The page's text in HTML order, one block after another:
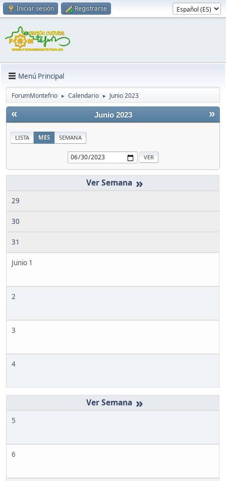
Iniciar sesión Registrarse
Menú Principal
ForumMontefrio ► Calendario ► Junio 2023
« »
Junio 2023
LISTA MES SEMANA
»
29
30
31
Junio 1
2
3
4
»
5
6